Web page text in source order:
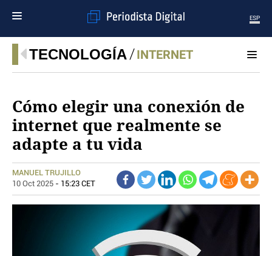
ESP
MENÚ
SECCIONES
MUNDO
PERIODISMO
ECONOMÍA
DEPORTES
CIENCIA
TECNOLOGÍA
CULTURA
TECNOLOGÍA INTERNET
Cómo elegir una conexión de
internet que realmente se
adapte a tu vida
MANUEL TRUJILLO
10 Oct 2025 - 15:23 CET